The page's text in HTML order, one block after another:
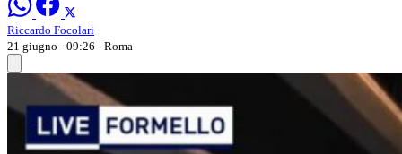
Riccardo Focolari
21 giugno - 09:26 - Roma